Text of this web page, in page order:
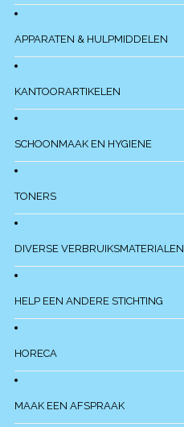
APPARATEN & HULPMIDDELEN
KANTOORARTIKELEN
SCHOONMAAK EN HYGIENE
TONERS
DIVERSE VERBRUIKSMATERIALEN
HELP EEN ANDERE STICHTING
HORECA
MAAK EEN AFSPRAAK